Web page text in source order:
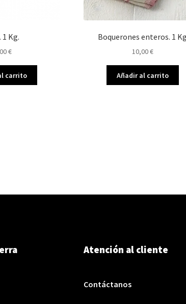
Kg.
€
carrito
Boquerones enteros. 1
10,00€
Añadir al carrito
Atención al cliente
Contáctanos